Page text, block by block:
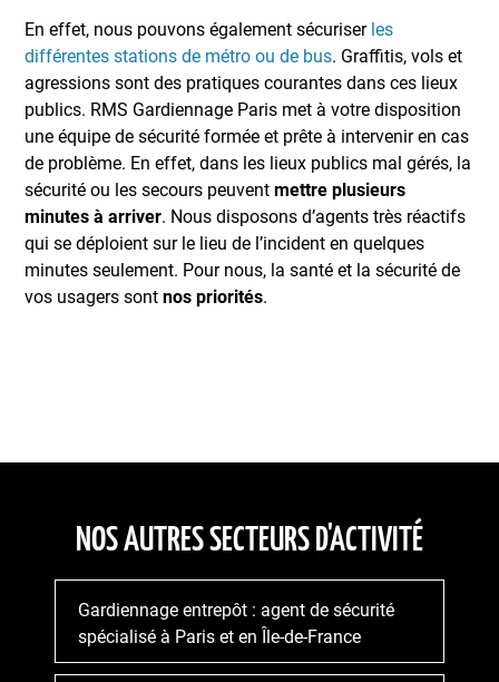
En effet, nous pouvons également sécuriser les
différentes stations de métro ou de bus. Graffitis, vols et
agressions sont des pratiques courantes dans ces lieux
publics. RMS Gardiennage Paris met à votre disposition
une équipe de sécurité formée et prête à intervenir en cas
de problème. En effet, dans les lieux publics mal gérés, la
sécurité ou les secours peuventmettre plusieurs
minutes à arriver. Nous disposons d’agents très réactifs
qui se déploient sur le lieu de l’incident en quelques
minutes seulement. Pour nous, la santé et la sécurité de
vos usagers sontnos priorités.
NOS AUTRES SECTEURS D'ACTIVITÉ
Gardiennage entrepôt : agent de sécurité
spécialisé à Paris et en Île-de-France